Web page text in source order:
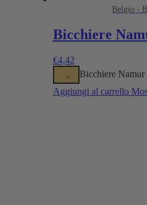
Belgio -
Bicchiere
€4,42
- Bicchiere Namur
Aggiungi al carrello